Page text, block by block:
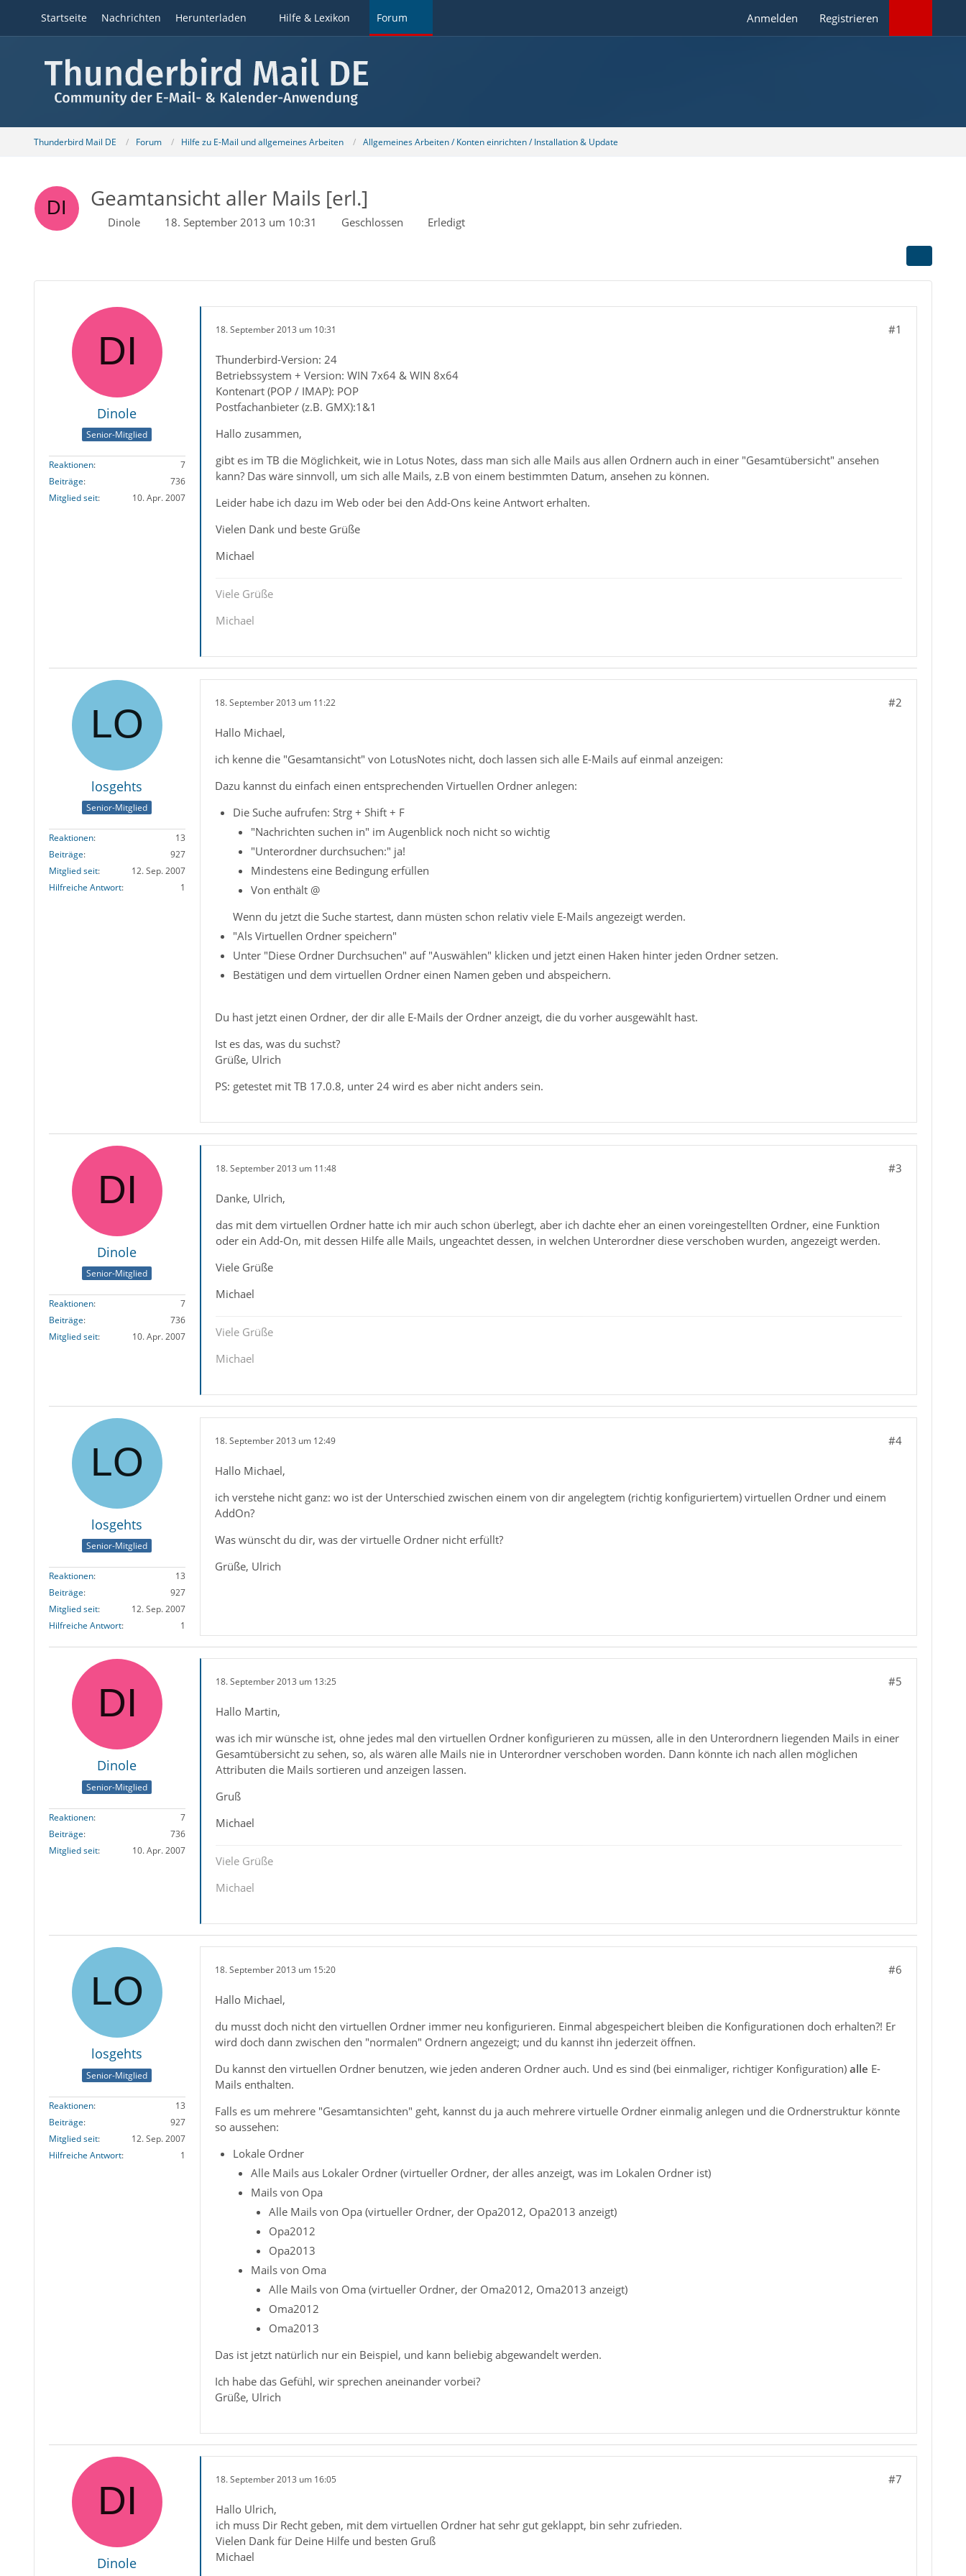
Startseite Nachrichten Herunterladen Hilfe & Lexikon Forum Anmelden Registrieren
Thunderbird Mail DE Forum Hilfe zu E-Mail und allgemeines Arbeiten Allgemeines Arbeiten / Konten einrichten / Installation & Update
Geamtansicht aller Mails [erl.]
Dinole 18. September 2013 um 10:31 Geschlossen Erledigt
Dinole
Senior-Mitglied
Reaktionen
7
Beiträge
736
Mitglied seit
10. Apr. 2007
18. September 2013 um 10:31 #1
Thunderbird-Version: 24
Betriebssystem + Version: WIN 7x64 & WIN 8x64
Kontenart (POP / IMAP): POP
Postfachanbieter (z.B. GMX):1&1
Hallo zusammen,
gibt es im TB die Möglichkeit, wie in Lotus Notes, dass man sich alle Mails aus allen Ordnern auch in einer "Gesamtübersicht" ansehen
kann? Das wäre sinnvoll, um sich alle Mails, z.B von einem bestimmten Datum, ansehen zu können.
Leider habe ich dazu im Web oder bei den Add-Ons keine Antwort erhalten.
Vielen Dank und beste Grüße
Michael
Viele Grüße
Michael
losgehts
Senior-Mitglied
Reaktionen
13
Beiträge
927
Mitglied seit
12. Sep. 2007
Hilfreiche Antwort
1
18. September 2013 um 11:22 #2
Hallo Michael,
ich kenne die "Gesamtansicht" von LotusNotes nicht, doch lassen sich alle E-Mails auf einmal anzeigen:
Dazu kannst du einfach einen entsprechenden Virtuellen Ordner anlegen:
Die Suche aufrufen: Strg + Shift + F
"Nachrichten suchen in" im Augenblick noch nicht so wichtig
"Unterordner durchsuchen:" ja!
Mindestens eine Bedingung erfüllen
Von enthält @
Wenn du jetzt die Suche startest, dann müsten schon relativ viele E-Mails angezeigt werden.
"Als Virtuellen Ordner speichern"
Unter "Diese Ordner Durchsuchen" auf "Auswählen" klicken und jetzt einen Haken hinter jeden Ordner setzen.
Bestätigen und dem virtuellen Ordner einen Namen geben und abspeichern.
Du hast jetzt einen Ordner, der dir alle E-Mails der Ordner anzeigt, die du vorher ausgewählt hast.
Ist es das, was du suchst?
Grüße, Ulrich
PS: getestet mit TB 17.0.8, unter 24 wird es aber nicht anders sein.
Dinole
Senior-Mitglied
Reaktionen
7
Beiträge
736
Mitglied seit
10. Apr. 2007
18. September 2013 um 11:48 #3
Danke, Ulrich,
das mit dem virtuellen Ordner hatte ich mir auch schon überlegt, aber ich dachte eher an einen voreingestellten Ordner, eine Funktion
oder ein Add-On, mit dessen Hilfe alle Mails, ungeachtet dessen, in welchen Unterordner diese verschoben wurden, angezeigt werden.
Viele Grüße
Michael
Viele Grüße
Michael
losgehts
Senior-Mitglied
Reaktionen
13
Beiträge
927
Mitglied seit
12. Sep. 2007
Hilfreiche Antwort
1
18. September 2013 um 12:49 #4
Hallo Michael,
ich verstehe nicht ganz: wo ist der Unterschied zwischen einem von dir angelegtem (richtig konfiguriertem) virtuellen Ordner und einem
AddOn?
Was wünscht du dir, was der virtuelle Ordner nicht erfüllt?
Grüße, Ulrich
Dinole
Senior-Mitglied
Reaktionen
7
Beiträge
736
Mitglied seit
10. Apr. 2007
18. September 2013 um 13:25 #5
Hallo Martin,
was ich mir wünsche ist, ohne jedes mal den virtuellen Ordner konfigurieren zu müssen, alle in den Unterordnern liegenden Mails in einer
Gesamtübersicht zu sehen, so, als wären alle Mails nie in Unterordner verschoben worden. Dann könnte ich nach allen möglichen
Attributen die Mails sortieren und anzeigen lassen.
Gruß
Michael
Viele Grüße
Michael
losgehts
Senior-Mitglied
Reaktionen
13
Beiträge
927
Mitglied seit
12. Sep. 2007
Hilfreiche Antwort
1
18. September 2013 um 15:20 #6
Hallo Michael,
du musst doch nicht den virtuellen Ordner immer neu konfigurieren. Einmal abgespeichert bleiben die Konfigurationen doch erhalten?! Er
wird doch dann zwischen den "normalen" Ordnern angezeigt; und du kannst ihn jederzeit öffnen.
Du kannst den virtuellen Ordner benutzen, wie jeden anderen Ordner auch. Und es sind (bei einmaliger, richtiger Konfiguration) alle E-
Mails enthalten.
Falls es um mehrere "Gesamtansichten" geht, kannst du ja auch mehrere virtuelle Ordner einmalig anlegen und die Ordnerstruktur könnte
so aussehen:
Lokale Ordner
Alle Mails aus Lokaler Ordner (virtueller Ordner, der alles anzeigt, was im Lokalen Ordner ist)
Mails von Opa
Alle Mails von Opa (virtueller Ordner, der Opa2012, Opa2013 anzeigt)
Opa2012
Opa2013
Mails von Oma
Alle Mails von Oma (virtueller Ordner, der Oma2012, Oma2013 anzeigt)
Oma2012
Oma2013
Das ist jetzt natürlich nur ein Beispiel, und kann beliebig abgewandelt werden.
Ich habe das Gefühl, wir sprechen aneinander vorbei?
Grüße, Ulrich
Dinole
18. September 2013 um 16:05 #7
Hallo Ulrich,
ich muss Dir Recht geben, mit dem virtuellen Ordner hat sehr gut geklappt, bin sehr zufrieden.
Vielen Dank für Deine Hilfe und besten Gruß
Michael